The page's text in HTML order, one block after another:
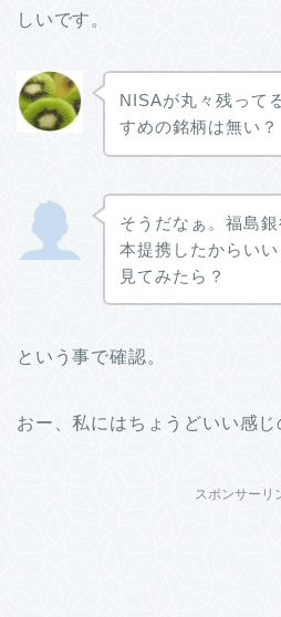
しいです。
NISAが丸々残って
すめの銘柄は無い？
そうだなぁ。福島
本提携したからい
見てみたら？
という事で確認。
おー、私にはちょうどいい感じ
スポンサーリ